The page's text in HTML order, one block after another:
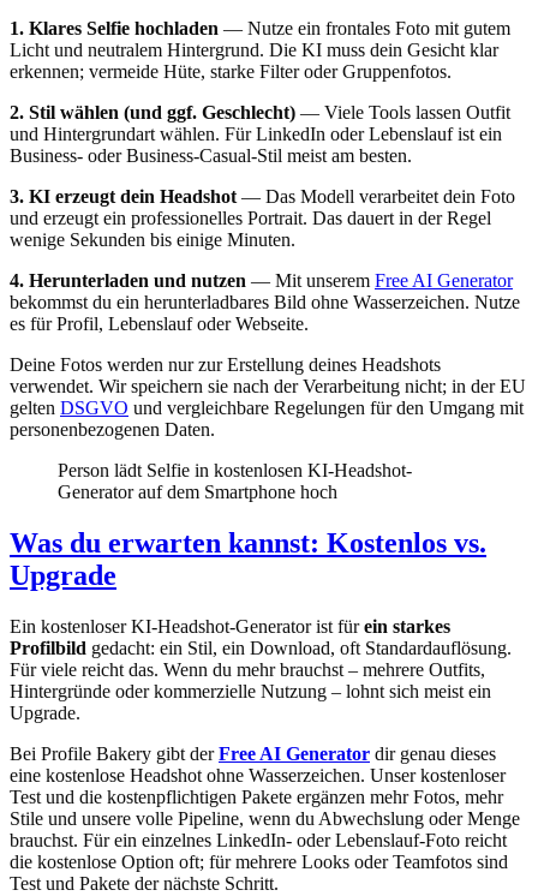
1. Klares Selfie hochladen — Nutze ein frontales Foto mit gutem
Licht und neutralem Hintergrund. Die KI muss dein Gesicht klar
erkennen; vermeide Hüte, starke Filter oder Gruppenfotos.
2. Stil wählen (und ggf. Geschlecht) — Viele Tools lassen Outfit
und Hintergrundart wählen. Für LinkedIn oder Lebenslauf ist ein
Business- oder Business-Casual-Stil meist am besten.
3. KI erzeugt dein Headshot — Das Modell verarbeitet dein Foto
und erzeugt ein professionelles Portrait. Das dauert in der Regel
wenige Sekunden bis einige Minuten.
4. Herunterladen und nutzen — Mit unserem Free AI Generator
bekommst du ein herunterladbares Bild ohne Wasserzeichen. Nutze
es für Profil, Lebenslauf oder Webseite.
Deine Fotos werden nur zur Erstellung deines Headshots
verwendet. Wir speichern sie nach der Verarbeitung nicht; in der EU
gelten DSGVO und vergleichbare Regelungen für den Umgang mit
personenbezogenen Daten.
Person lädt Selfie in kostenlosen KI-Headshot-
Generator auf dem Smartphone hoch
Was du erwarten kannst: Kostenlos vs.
Upgrade
Ein kostenloser KI-Headshot-Generator ist fürein starkes
Profilbild gedacht: ein Stil, ein Download, oft Standardauflösung.
Für viele reicht das. Wenn du mehr brauchst – mehrere Outfits,
Hintergründe oder kommerzielle Nutzung – lohnt sich meist ein
Upgrade.
Bei Profile Bakery gibt derFree AI Generator dir genau dieses
eine kostenlose Headshot ohne Wasserzeichen. Unser kostenloser
Test und die kostenpflichtigen Pakete ergänzen mehr Fotos, mehr
Stile und unsere volle Pipeline, wenn du Abwechslung oder Menge
brauchst. Für ein einzelnes LinkedIn- oder Lebenslauf-Foto reicht
die kostenlose Option oft; für mehrere Looks oder Teamfotos sind
Test und Pakete der nächste Schritt.